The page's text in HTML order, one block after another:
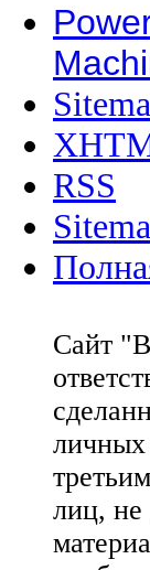
RSS
Сайт
лиц, не